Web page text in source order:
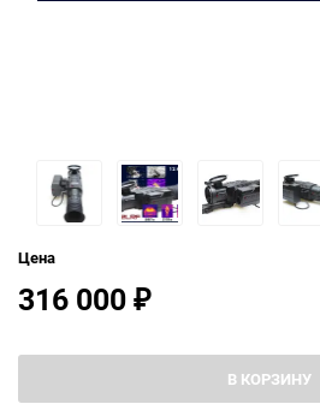
Цена
316 000 ₽
В КОРЗИНУ